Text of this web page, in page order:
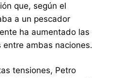
que, según el
a un pescador
ha aumentado las
ambas naciones.
tensiones, Petro